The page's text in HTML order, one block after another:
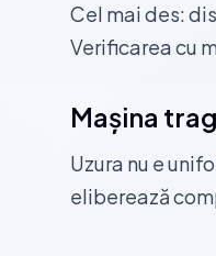
Cel mai des:
Verificarea cu
Mașina
Uzura nu e
eliberează